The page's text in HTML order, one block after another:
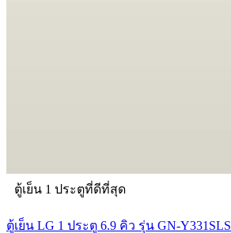
ตู้เย็น 1 ประตูที่ดีที่สุด
ตู้เย็น LG 1 ประตู 6.9 คิว รุ่น GN-Y331SLS